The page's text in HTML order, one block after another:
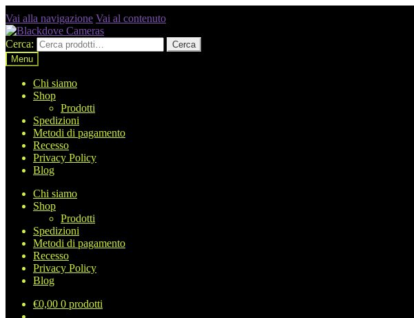
Vai alla navigazione Vai al contenuto
Cerca:
Cerca
Menu
Chi siamo
Shop
Prodotti
Spedizioni
Metodi di pagamento
Recesso
Privacy Policy
Blog
Chi siamo
Shop
Prodotti
Spedizioni
Metodi di pagamento
Recesso
Privacy Policy
Blog
€0,00 0 prodotti